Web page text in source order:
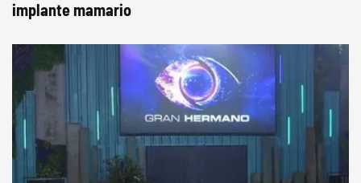
implante mamario